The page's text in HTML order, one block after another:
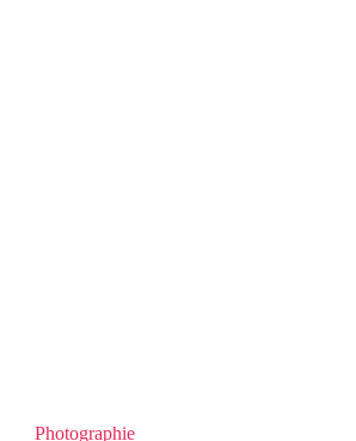
Kategorien
Photographie